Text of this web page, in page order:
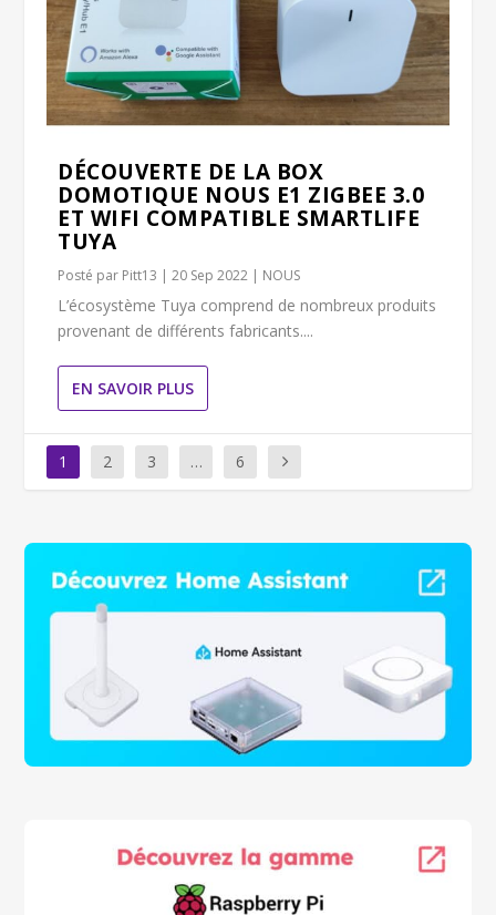
DÉCOUVERTE DE LA BOX
DOMOTIQUE NOUS E1 ZIGBEE 3.0
ET WIFI COMPATIBLE SMARTLIFE
TUYA
Posté par Pitt13 |20 Sep 2022 | NOUS
L’écosystème Tuya comprend de nombreux produits
provenant de différents fabricants....
EN SAVOIR PLUS
1 2 3 … 6